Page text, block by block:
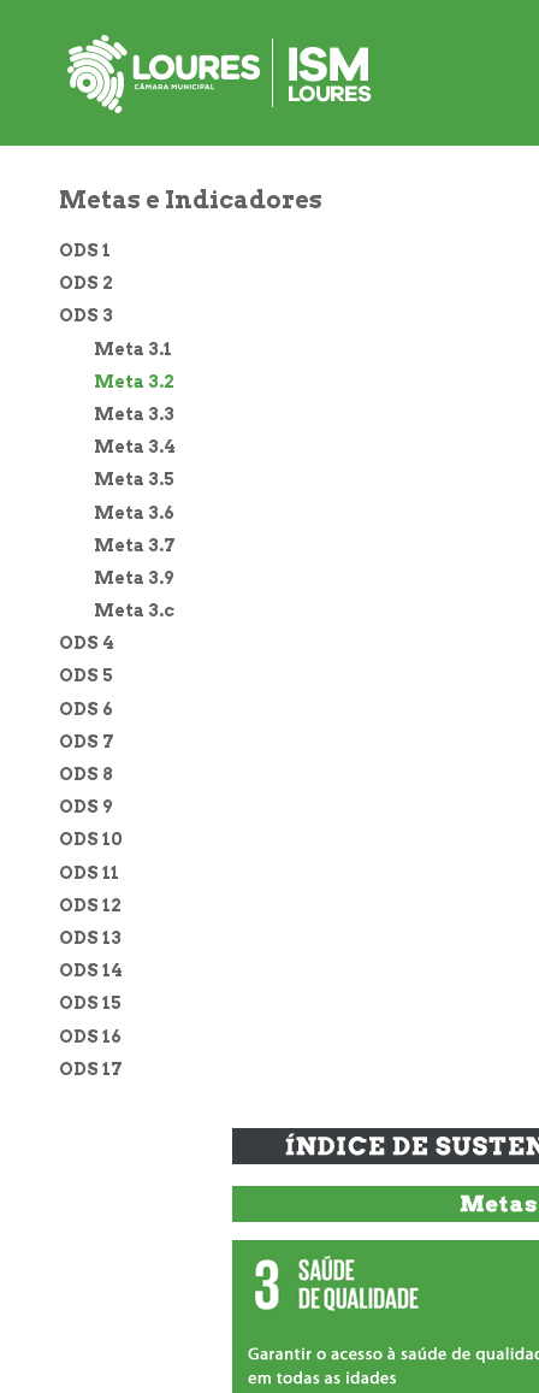
Metas e Indicadores
ODS 1
ODS 2
ODS 3
Meta 3.1
Meta 3.2
Meta 3.3
Meta 3.4
Meta 3.5
Meta 3.6
Meta 3.7
Meta 3.9
Meta 3.c
ODS 4
ODS 5
ODS 6
ODS 7
ODS 8
ODS 9
ODS 10
ODS 11
ODS 12
ODS 13
ODS 14
ODS 15
ODS 16
ODS 17